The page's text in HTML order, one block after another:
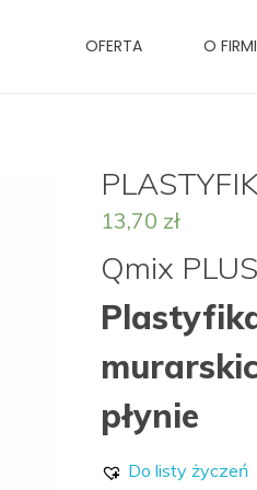
OFERTA O
13,70 zł
Qmix PLUS
płynie
Do listy życzeń